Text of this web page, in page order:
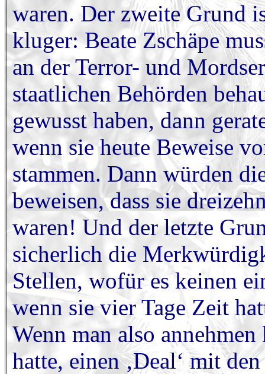
waren. Der zweite Grund
kluger: Beate Zschäpe
an der Terror- und
staatlichen Behörden
gewusst haben, dann
wenn sie heute Beweise
stammen. Dann würden
beweisen, dass sie
waren! Und der letzte
sicherlich die
Stellen, wofür es keinen
wenn sie vier Tage Zeit
Wenn man also
hatte, einen ‚Deal‘ mit